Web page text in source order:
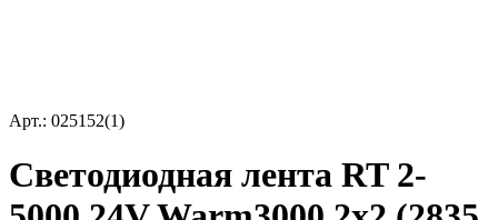
Арт.: 025152(1)
Светодиодная лента RT 2-